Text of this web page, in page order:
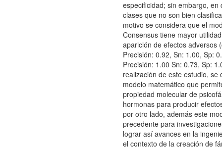
especificidad; sin embargo, en
clases que no son bien
motivo se considera que el
Consensus tiene mayor
aparición de efectos adversos
Precisión: 0.92, Sn: 1.00, Sp:
Precisión: 1.00 Sn: 0.73, Sp:
realización de este estudio, se
modelo matemático que
propiedad molecular de
hormonas para producir
por otro lado, además este
precedente para
lograr así avances en la
el contexto de la creación de